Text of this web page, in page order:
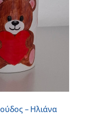
– Ηλιάνα